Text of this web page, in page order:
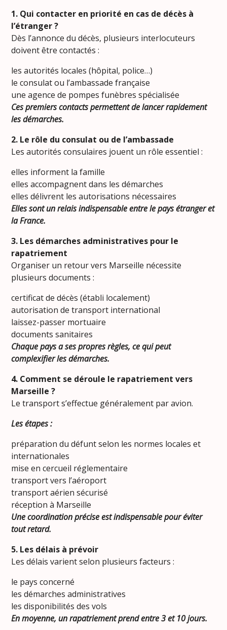
1. Qui contacter en priorité en cas de décès à
l’étranger ?
Dès l’annonce du décès, plusieurs interlocuteurs
doivent être contactés :
les autorités locales (hôpital, police…)
le consulat ou l’ambassade française
une agence de pompes funèbres spécialisée
Ces premiers contacts permettent de lancer rapidement
les démarches.
2. Le rôle du consulat ou de l’ambassade
Les autorités consulaires jouent un rôle essentiel :
elles informent la famille
elles accompagnent dans les démarches
elles délivrent les autorisations nécessaires
Elles sont un relais indispensable entre le pays étranger et
la France.
3. Les démarches administratives pour le
rapatriement
Organiser un retour vers Marseille nécessite
plusieurs documents :
certificat de décès (établi localement)
autorisation de transport international
laissez-passer mortuaire
documents sanitaires
Chaque pays a ses propres règles, ce qui peut
complexifier les démarches.
4. Comment se déroule le rapatriement vers
Marseille ?
Le transport s’effectue généralement par avion.
Les étapes :
préparation du défunt selon les normes locales et
internationales
mise en cercueil réglementaire
transport vers l’aéroport
transport aérien sécurisé
réception à Marseille
Une coordination précise est indispensable pour éviter
tout retard.
5. Les délais à prévoir
Les délais varient selon plusieurs facteurs :
le pays concerné
les démarches administratives
les disponibilités des vols
En moyenne, un rapatriement prend entre 3 et 10 jours.